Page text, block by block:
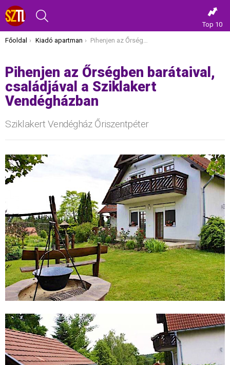
Top 10
Itt vagy most:
Főoldal Kiadó apartman Pihenjen az Őrségben barátaival, családjával a Sziklakert Vendégházban
Pihenjen az Őrségben barátaival,
családjával a Sziklakert
Vendégházban
Sziklakert Vendégház Őriszentpéter